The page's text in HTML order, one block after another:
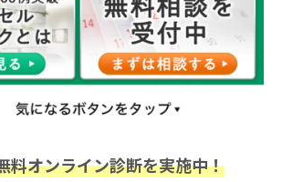
料オンライン診断を実施中！